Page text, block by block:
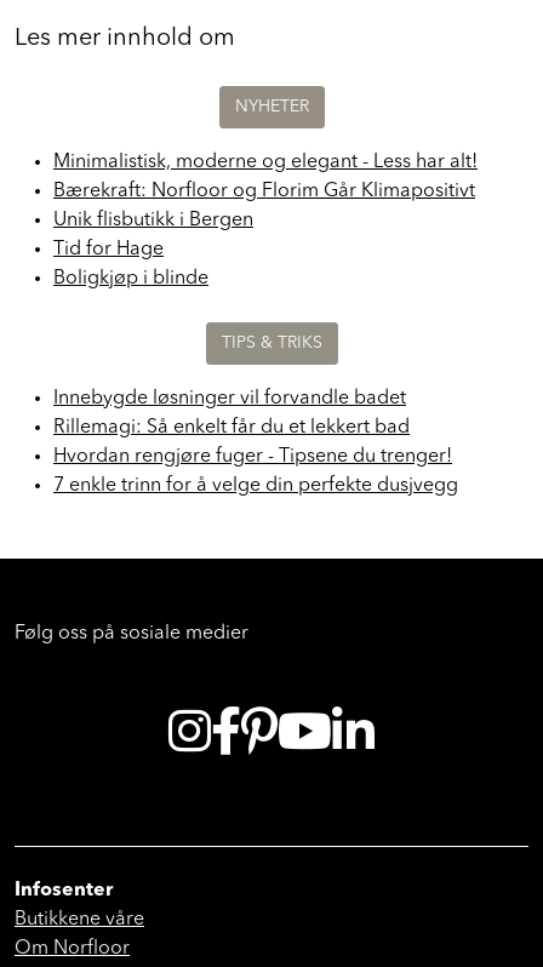
Les mer innhold om
NYHETER
Minimalistisk, moderne og elegant - Less har alt!
Bærekraft: Norfloor og Florim Går Klimapositivt
Unik flisbutikk i Bergen
Tid for Hage
Boligkjøp i blinde
TIPS & TRIKS
Innebygde løsninger vil forvandle badet
Rillemagi: Så enkelt får du et lekkert bad
Hvordan rengjøre fuger - Tipsene du trenger!
7 enkle trinn for å velge din perfekte dusjvegg
Følg oss på sosiale medier
Infosenter
Butikkene våre
Om Norfloor